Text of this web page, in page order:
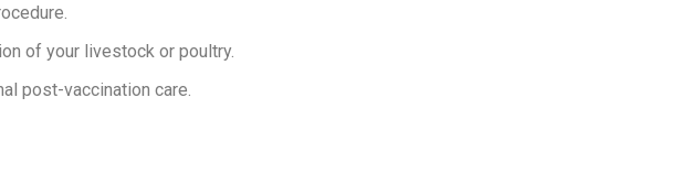
of your livestock or poultry.
post-vaccination care.